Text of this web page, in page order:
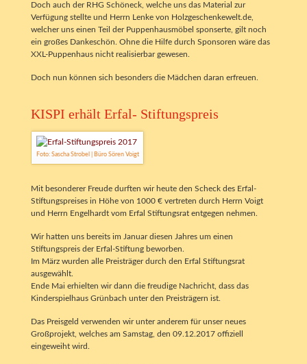
Doch auch der RHG Schöneck, welche uns das Material zur
Verfügung stellte und Herrn Lenke von Holzgeschenkewelt.de,
welcher uns einen Teil der Puppenhausmöbel sponserte, gilt noch
ein großes Dankeschön. Ohne die Hilfe durch Sponsoren wäre das
XXL-Puppenhaus nicht realisierbar gewesen.
Doch nun können sich besonders die Mädchen daran erfreuen.
KISPI erhält Erfal- Stiftungspreis
Foto: Sascha Strobel | Büro Sören Voigt
Mit besonderer Freude durften wir heute den Scheck des Erfal-
Stiftungspreises in Höhe von 1000 € vertreten durch Herrn Voigt
und Herrn Engelhardt vom Erfal Stiftungsrat entgegen nehmen.
Wir hatten uns bereits im Januar diesen Jahres um einen
Stiftungspreis der Erfal-Stiftung beworben.
Im März wurden alle Preisträger durch den Erfal Stiftungsrat
ausgewählt.
Ende Mai erhielten wir dann die freudige Nachricht, dass das
Kinderspielhaus Grünbach unter den Preisträgern ist.
Das Preisgeld verwenden wir unter anderem für unser neues
Großprojekt, welches am Samstag, den 09.12.2017 offiziell
eingeweiht wird.